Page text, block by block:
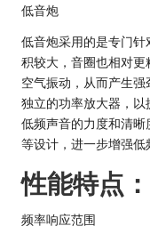
低音炮
低音炮采用的是专门
积较大，音圈也相对
空气振动，从而产生
独立的功率放大器，
低频声音的力度和清
等设计，进一步增强低
性能特点
频率响应范围